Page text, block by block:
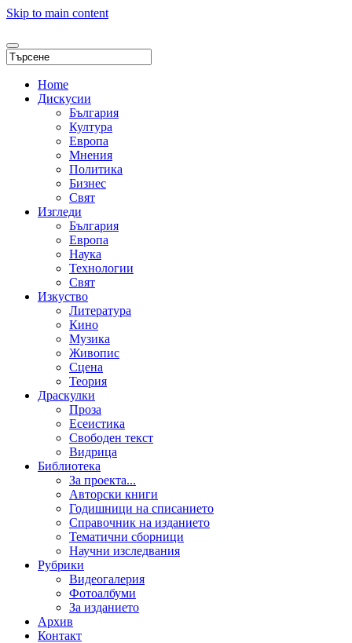
Skip to main content
Home
Дискусии
България
Култура
Европа
Мнения
Политика
Бизнес
Свят
Изгледи
България
Европа
Наука
Технологии
Свят
Изкуство
Литература
Кино
Музика
Живопис
Сцена
Теория
Драскулки
Проза
Есеистика
Свободен текст
Видрица
Библиотека
За проекта...
Авторски книги
Годишници на списанието
Справочник на изданието
Тематични сборници
Научни изследвания
Рубрики
Видеогалерия
Фотоалбуми
За изданието
Архив
Контакт